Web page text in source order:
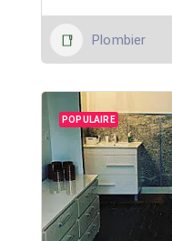
Plombier
POPULAIRE